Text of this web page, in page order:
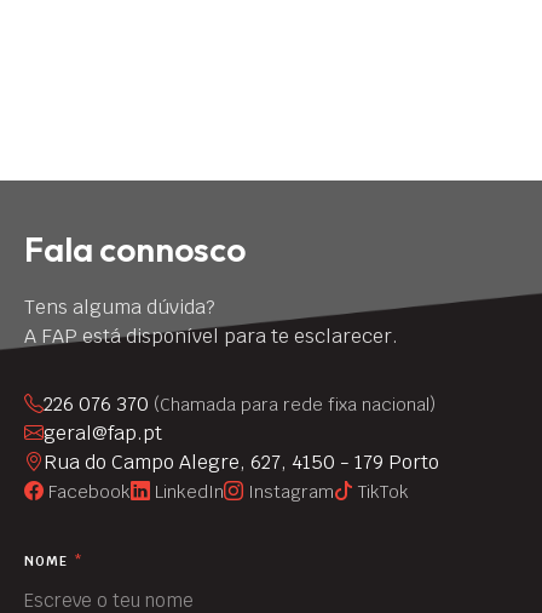
Fala connosco
Tens alguma dúvida?
A FAP está disponível para te esclarecer.
226 076 370 (Chamada para rede fixa nacional)
geral@fap.pt
Rua do Campo Alegre, 627, 4150 - 179 Porto
Facebook LinkedIn Instagram TikTok
NOME *